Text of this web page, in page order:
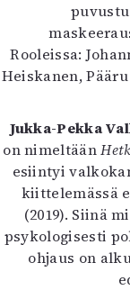
Rooleissa:
Heiskanen,
Jukka-Pekka
on nimeltään
esiintyi
kiittelemässä
(2019). Siinä
psykologisesti
ohjaus on